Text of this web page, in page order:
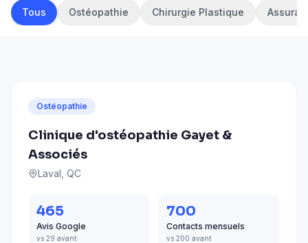
Tous Ostéopathie Chirurgie Plastique
Ostéopathie
Clinique d'ostéopathie Gayet &
Associés
Laval, QC
465
Avis Google
vs 29 avant
700
Contacts mensuels
vs 200 avant